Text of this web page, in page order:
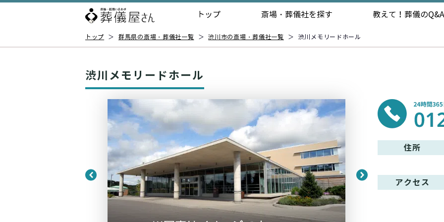
トップ 斎場・葬儀社を探す 教えて！ 葬儀のQ&A
トップ ＞ 群馬県の斎場・葬儀社一覧 ＞ 渋川市の斎場・葬儀社一覧 ＞ 渋川メモリードホール
渋川メモリードホール
住所
アクセス